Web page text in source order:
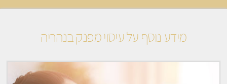
מידע נוסף על עיסוי מפנק בנהריה